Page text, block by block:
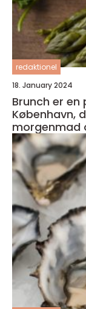
redaktionel
18. January 2024
Brunch er
København,
morgenmad